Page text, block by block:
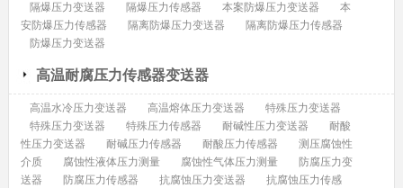
隔爆压力变送器
隔爆压力传感器 本案防爆压力变送器
本
安防爆压力传感器
隔离防爆压力变送器
隔离防爆压力传感器
防爆压力变送器
高温耐腐压力传感器变送器
高温水冷压力变送器 高温熔体压力变送器
特殊压力变送器
特殊压力变送器
特殊压力传感器 耐碱性压力变送器
耐酸
性压力变送器
耐碱压力传感器 耐酸压力传感器
测压腐蚀性
介质
腐蚀性液体压力测量 腐蚀性气体压力测量
防腐压力变
送器
防腐压力传感器 抗腐蚀压力变送器
抗腐蚀压力传感